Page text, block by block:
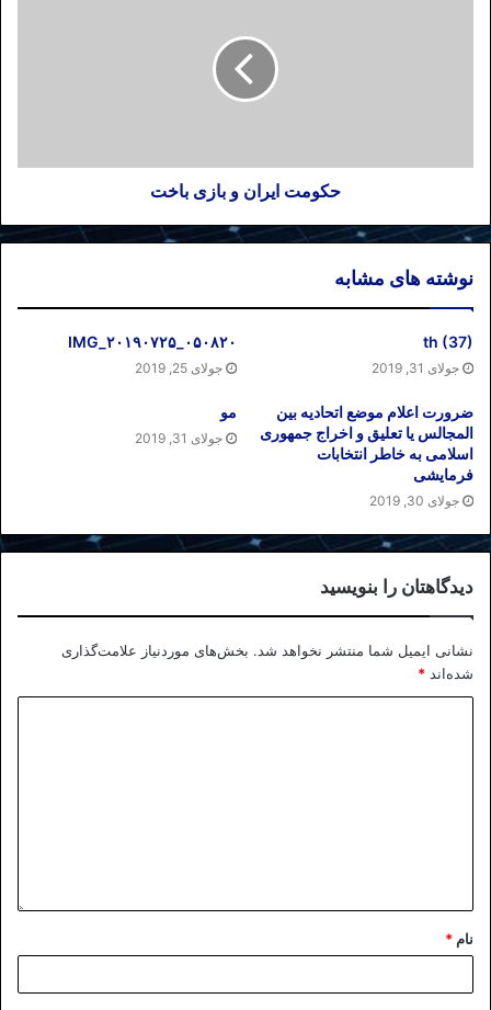
حکومت ایران و بازی باخت
نوشته های مشابه
th (37)
جولای 31, 2019
IMG_۲۰۱۹۰۷۲۵_۰۵۰۸۲۰
جولای 25, 2019
ضرورت اعلام موضع اتحادیه بین
المجالس یا تعلیق و اخراج جمهوری
اسلامی به خاطر انتخابات
فرمایشی
جولای 30, 2019
مو
جولای 31, 2019
دیدگاهتان را بنویسید
نشانی ایمیل شما منتشر نخواهد شد. بخش‌های موردنیاز علامت‌گذاری
شده‌اند *
نام *